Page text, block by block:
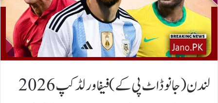
لندن(جانوڈاٹ پی کے)فیفا ورلڈ کپ 2026